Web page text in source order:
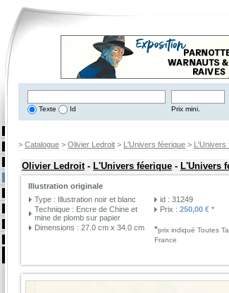
Texte Id Prix mini.
> Catalogue > Olivier Ledroit > L'Univers féerique > L'Univers
Olivier Ledroit-L'Univers féerique-L'Univers
Illustration originale
Type : Illustration noir et blanc
Technique : Encre de Chine et
mine de plomb sur papier
Dimensions : 27.0 cm x 34.0 cm
id : 31249
Prix :250,00 € *
*prix indiqué Toutes
France